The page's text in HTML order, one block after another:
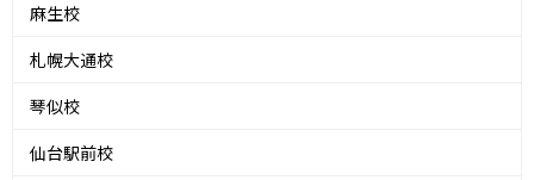
麻生校
札幌大通校
琴似校
仙台駅前校